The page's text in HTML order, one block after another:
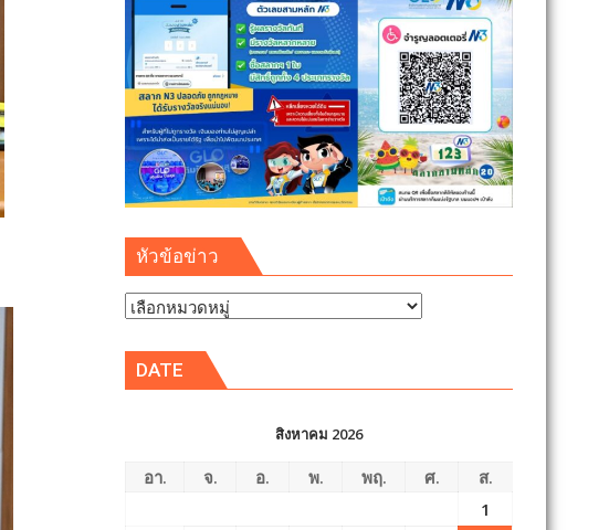
หัวข้อข่าว
หัวข้อ
DATE
สิงหาคม 2026
อา. จ. อ. พ. พฤ. ศ.
ส.
1